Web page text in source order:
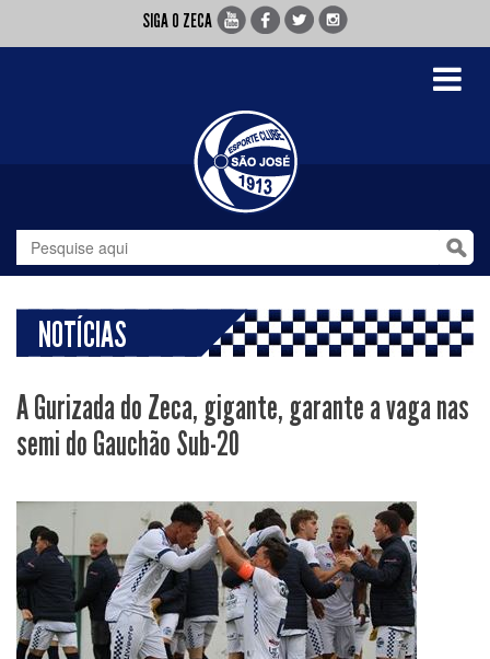
SIGA O ZECA
Toggle
NOTÍCIAS
A Gurizada do Zeca, gigante, garante a vaga nas
semi do Gauchão Sub-20